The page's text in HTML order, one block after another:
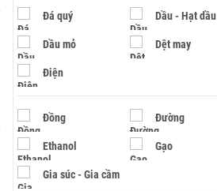
Đá quý Dầu - Hạt dầu
Dầu mỏ Dệt may
Điện
Đồng Đường
Ethanol Gạo
Gia súc - Gia cầm